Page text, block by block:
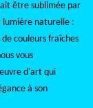
être sublimée par
lumière naturelle :
couleurs fraîches
vous
d'art qui
à son